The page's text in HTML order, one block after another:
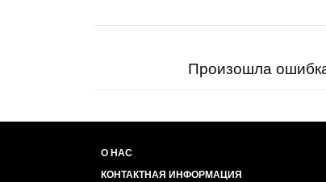
Произошла
О НАС
КОНТАКТНАЯ ИНФОРМАЦИЯ